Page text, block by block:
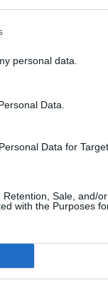
personal data.
Data.
Data for
Sale, and/
with the Purposes